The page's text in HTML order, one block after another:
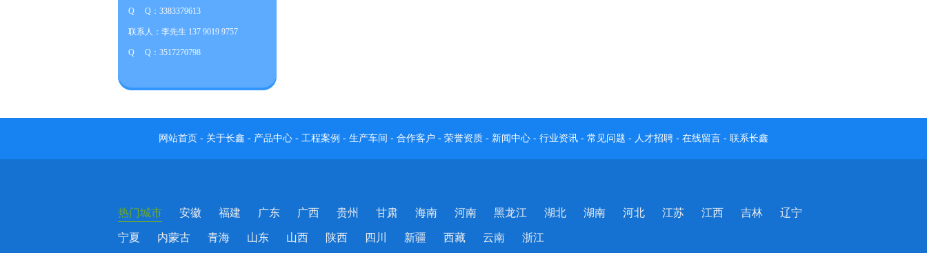
Q Q：3383379613
联系人：李先生 137 9019 9757
Q Q：3517270798
网站首页 - 关于长鑫 - 产品中心 - 工程案例 - 生产车间 - 合作客户 - 荣誉资质 - 新闻中心 - 行业资讯 - 常见问题 - 人才招聘 - 在线留言 - 联系长鑫
热门城市 安徽 福建 广东 广西 贵州 甘肃 海南 河南 黑龙江 湖北 湖南 河北 江苏 江西 吉林 辽宁
宁夏 内蒙古 青海 山东 山西 陕西 四川 新疆 西藏 云南 浙江